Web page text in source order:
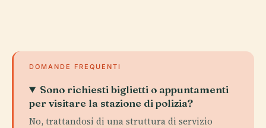
DOMANDE FREQUENTI
Sono richiesti biglietti o appuntamenti
per visitare la stazione di polizia?
No, trattandosi di una struttura di servizio